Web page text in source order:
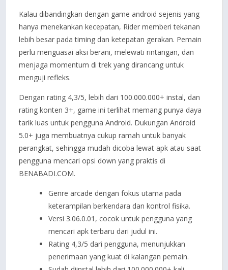
Kalau dibandingkan dengan game android sejenis yang
hanya menekankan kecepatan, Rider memberi tekanan
lebih besar pada timing dan ketepatan gerakan. Pemain
perlu menguasai aksi berani, melewati rintangan, dan
menjaga momentum di trek yang dirancang untuk
menguji refleks.
Dengan rating 4,3/5, lebih dari 100.000.000+ instal, dan
rating konten 3+, game ini terlihat memang punya daya
tarik luas untuk pengguna Android. Dukungan Android
5.0+ juga membuatnya cukup ramah untuk banyak
perangkat, sehingga mudah dicoba lewat apk atau saat
pengguna mencari opsi down yang praktis di
BENABADI.COM.
Genre arcade dengan fokus utama pada
keterampilan berkendara dan kontrol fisika.
Versi 3.06.0.01, cocok untuk pengguna yang
mencari apk terbaru dari judul ini.
Rating 4,3/5 dari pengguna, menunjukkan
penerimaan yang kuat di kalangan pemain.